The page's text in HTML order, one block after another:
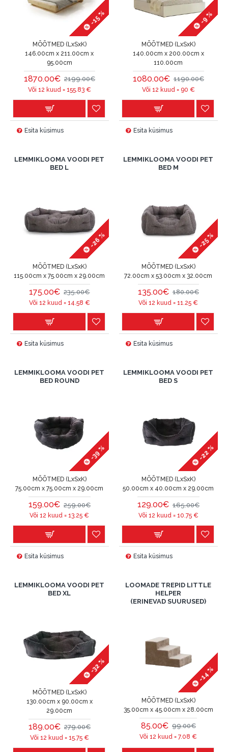
-15 %
MÕÕTMED (LxSxK)
146.00cm x 211.00cm x
95.00cm
1870.00€ 2199.00€
Või 12 kuud = 155.83€
Esita küsimus
-9 %
MÕÕTMED (LxSxK)
140.00cm x 200.00cm x
110.00cm
1080.00€ 1190.00€
Või 12 kuud = 90 €
Esita küsimus
LEMMIKLOOMA VOODI PET
BED L
-26 %
MÕÕTMED (LxSxK)
115.00cm x 75.00cm x 29.00cm
175.00€ 235.00€
Või 12 kuud = 14.58 €
Esita küsimus
LEMMIKLOOMA VOODI PET
BED M
-25 %
MÕÕTMED (LxSxK)
72.00cm x 53.00cm x 32.00cm
135.00€ 180.00€
Või 12 kuud =11.25 €
Esita küsimus
LEMMIKLOOMA VOODI PET
BED ROUND
-39 %
MÕÕTMED (LxSxK)
75.00cm x 75.00cm x 29.00cm
159.00€ 259.00€
Või 12 kuud =13.25 €
Esita küsimus
LEMMIKLOOMA VOODI PET
BED S
-22 %
MÕÕTMED (LxSxK)
50.00cm x 40.00cm x 29.00cm
129.00€ 165.00€
Või 12 kuud = 10.75€
Esita küsimus
LEMMIKLOOMA VOODI PET
BED XL
-32 %
MÕÕTMED (LxSxK)
130.00cm x 90.00cm x
29.00cm
189.00€ 279.00€
Või 12 kuud = 15.75€
LOOMADE TREPID LITTLE
HELPER
(ERINEVAD SUURUSED)
-14 %
MÕÕTMED (LxSxK)
35.00cm x 45.00cm x 28.00cm
85.00€ 99.00€
Või 12 kuud =7.08 €